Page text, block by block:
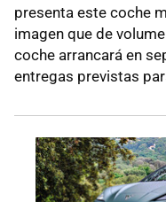
presenta este coche
imagen que de
coche arrancará en
entregas previstas